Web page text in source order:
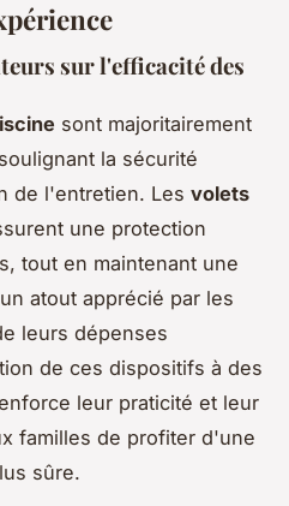
sur l'efficacité des
sont majoritairement
la sécurité
de l'entretien. Les volets
une protection
tout en maintenant une
atout apprécié par les
leurs dépenses
de ces dispositifs à des
leur praticité et leur
familles de profiter d'une
sûre.